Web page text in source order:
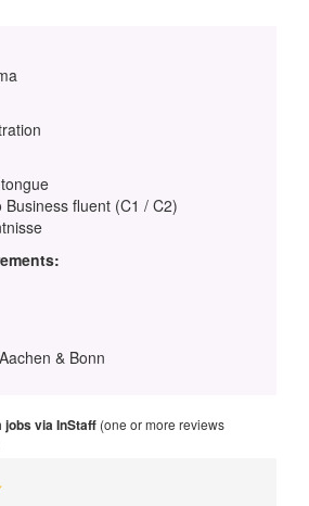
fluent (C1 / C2)
& Bonn
via InStaff (one or more reviews